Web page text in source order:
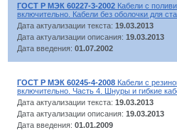
ГОСТ Р МЭК 60227-3-2002 Кабели с
включительно. Кабели без оболочки для
Дата актуализации текста: 19.03.2013
Дата актуализации описания: 19.03.2013
Дата введения: 01.07.2002
ГОСТ Р МЭК 60245-4-2008 Кабели с
включительно. Часть 4. Шнуры и гибкие
Дата актуализации текста: 19.03.2013
Дата актуализации описания: 19.03.2013
Дата введения: 01.01.2009